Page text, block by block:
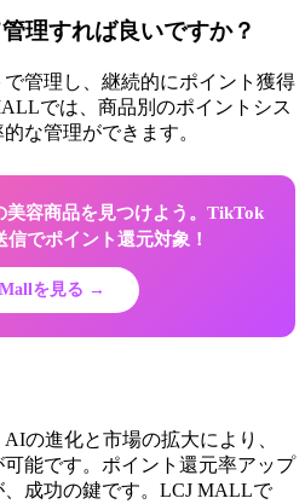
理すれば良いですか？
管理し、継続的にポイント獲得
では、商品別のポイントシス
な管理ができます。
容商品を見つけよう。TikTok
信でポイント還元対象！
を見る →
の進化と市場の拡大により、
能です。ポイント還元率アップ
成功の鍵です。LCJ MALLで